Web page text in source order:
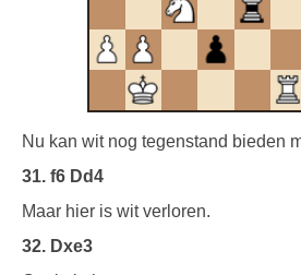
Nu kan wit nog tegenstand bieden
31. f6 Dd4
Maar hier is wit verloren.
32. Dxe3